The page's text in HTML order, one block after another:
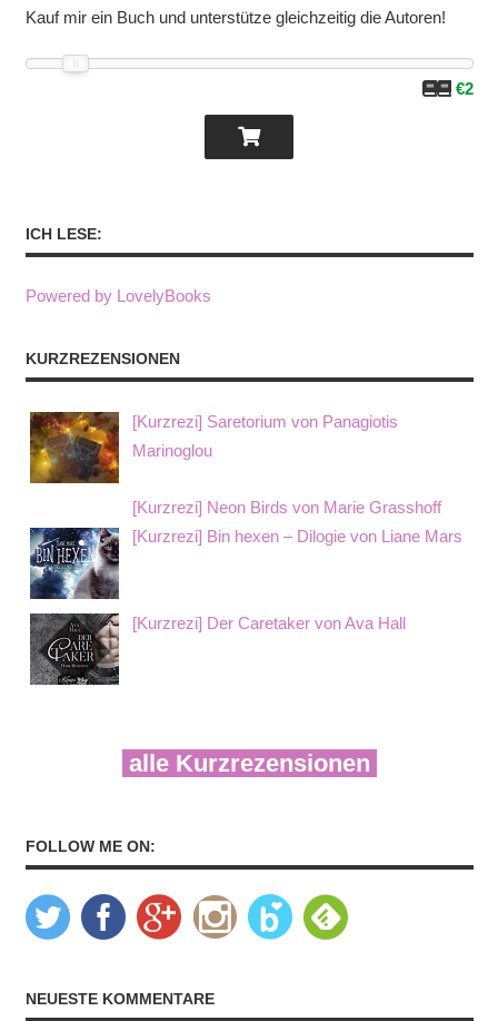
Kauf mir ein Buch und unterstütze gleichzeitig die Autoren!
€2
ICH LESE:
Powered by LovelyBooks
KURZREZENSIONEN
[Kurzrezi] Saretorium von Panagiotis
Marinoglou
[Kurzrezi] Neon Birds von Marie Grasshoff
[Kurzrezi] Bin hexen – Dilogie von Liane Mars
[Kurzrezi] Der Caretaker von Ava Hall
alle Kurzrezensionen
FOLLOW ME ON:
NEUESTE KOMMENTARE